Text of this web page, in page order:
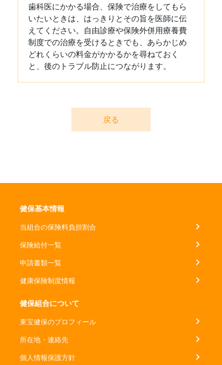
歯科医にかかる場合、保険で治療をしてもら
いたいときは、はっきりとその旨を医師に伝
えてください。自由診療や保険外併用療養費
制度での治療を受けるときでも、あらかじめ
どれくらいの料金がかかるかを尋ねておく
と、後のトラブル防止につながります。
戻る
健保基本情報
当組合の保険料負担割合
保険給付一覧
申請書類一覧
健康保険制度情報
健保組合について
東宝健保のプロフィール
所在地・連絡先
個人情報保護方針